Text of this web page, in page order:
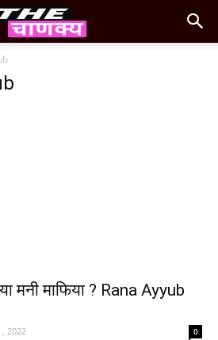
मनी माफिया ? Rana Ayyub
2022 0